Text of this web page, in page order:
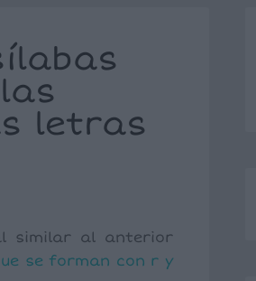
letras
similar al anterior
se forman con r y